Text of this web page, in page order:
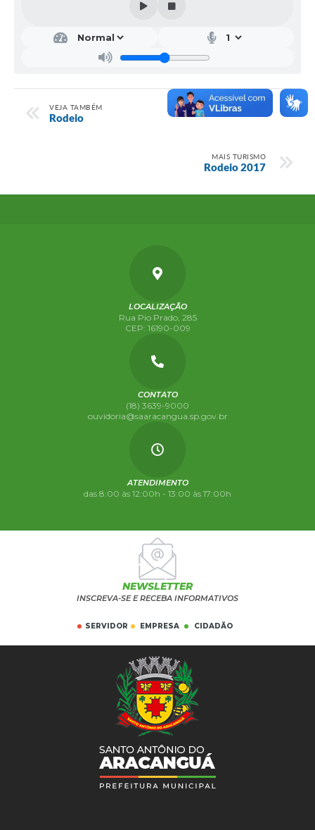
VEJA TAMBÉM
Rodeio
MAIS TURISMO
Rodeio 2017
LOCALIZAÇÃO
Rua Pio Prado, 285
CEP: 16190-009
CONTATO
(18) 3639-9000
ouvidoria@saaracangua.sp.gov.br
ATENDIMENTO
das 8:00 às 12:00h - 13:00 às 17:00h
NEWSLETTER
INSCREVA-SE E RECEBA INFORMATIVOS
SERVIDOR EMPRESA CIDADÃO